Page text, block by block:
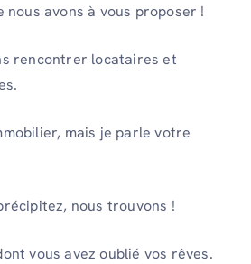
nous avons à vous proposer !
rencontrer locataires et
mais je parle votre
nous trouvons !
vous avez oublié vos rêves.